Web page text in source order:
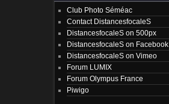
Club Photo Séméac
Contact DistancesfocaleS
DistancesfocaleS on 500px
DistancesfocaleS on Facebook
DistancesfocaleS on Vimeo
Forum LUMIX
Forum Olympus France
Piwigo